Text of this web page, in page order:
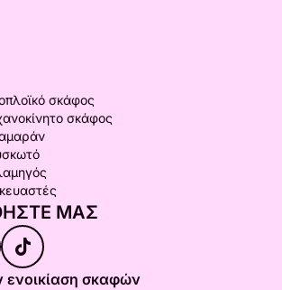
σκάφος
σκάφος
ΜΑΣ
ενοικίαση σκαφών